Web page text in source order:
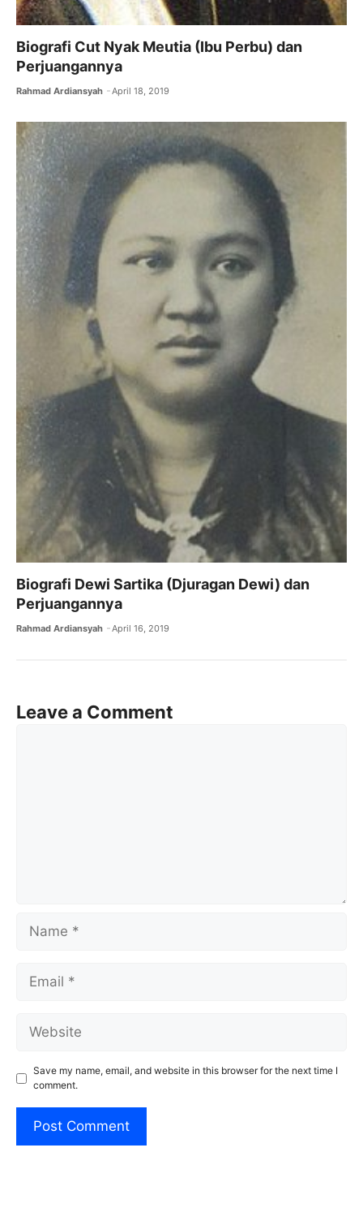
Biografi Cut Nyak Meutia (Ibu Perbu) dan
Perjuangannya
Rahmad Ardiansyah April 18, 2019
Biografi Dewi Sartika (Djuragan Dewi) dan
Perjuangannya
Rahmad Ardiansyah April 16, 2019
Leave a Comment
Name
Email
Website
Save my name, email, and website in this browser for the next time I
comment.